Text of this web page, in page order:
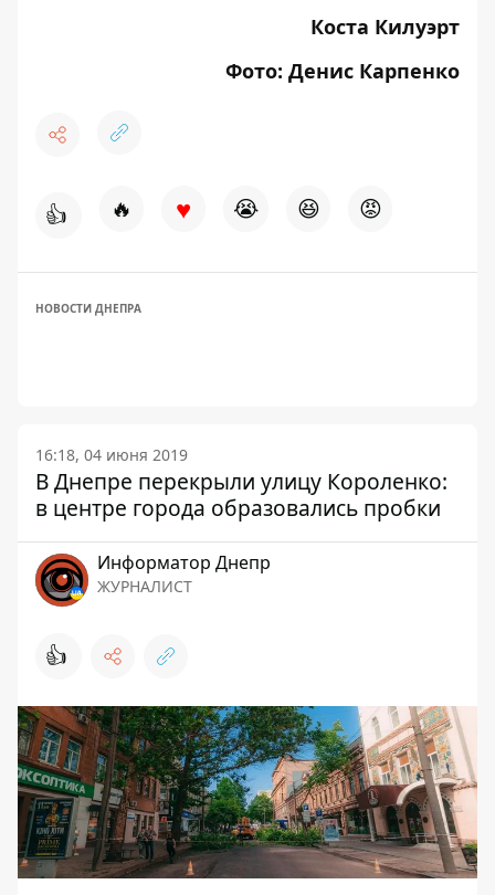
Коста Килуэрт
Фото: Денис Карпенко
👍 🔥 ♥ 😭 😆 😡
НОВОСТИ ДНЕПРА
16:18, 04 июня 2019
В Днепре перекрыли улицу Короленко:
в центре города образовались пробки
Информатор Днепр
ЖУРНАЛИСТ
👍